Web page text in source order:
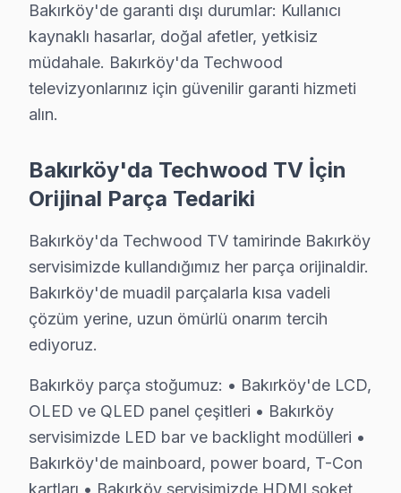
Bakırköy'de Techwood akıllı TV teknik onarım
C: Bakırköy'de arıza türüne göre değişir: Bakırköy
S: Fabrika Servis Techwood yetkili servisi midir?
C: Bakırköy'de resmi anlamda marka yetkili servisi
C: Bakırköy servisimizde yalnızca orijinal ve OEM
S: Bakırköy'de Techwood LED TV tamiri ne kadar
S: Bakırköy'de arıza tespiti ücretsiz mi?
C: Evet, Bakırköy'de tamamen ücretsizdir. Teklif
S: Bakırköy'de kapıya servis geliyor mu?
C: Evet, Bakırköy genelinde ücretsiz kapıdan alım-
C: Evet; Bakırköy servisimizde Android TV, Tizen,
S: Bakırköy'de Techwood televizyon paneli'lerde en
C: atölyemizde Techwood WiFi bağlantı kopması
S: Bakırköy'de Techwood 4K modeli modelinde hangi
Bakırköy'de garanti dışı durumlar: Kullanıcı
kaynaklı hasarlar, doğal afetler, yetkisiz
müdahale. Bakırköy'da Techwood
televizyonlarınız için güvenilir garanti hizmeti
alın.
Bakırköy'da Techwood TV İçin
Orijinal Parça Tedariki
Bakırköy'da Techwood TV tamirinde Bakırköy
servisimizde kullandığımız her parça orijinaldir.
Bakırköy'de muadil parçalarla kısa vadeli
çözüm yerine, uzun ömürlü onarım tercih
ediyoruz.
Bakırköy parça stoğumuz: • Bakırköy'de LCD,
OLED ve QLED panel çeşitleri • Bakırköy
servisimizde LED bar ve backlight modülleri •
Bakırköy'de mainboard, power board, T-Con